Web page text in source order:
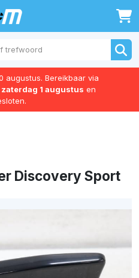
0
augustus. Bereikbaar via
zaterdag 1 augustus en
Discovery Sport